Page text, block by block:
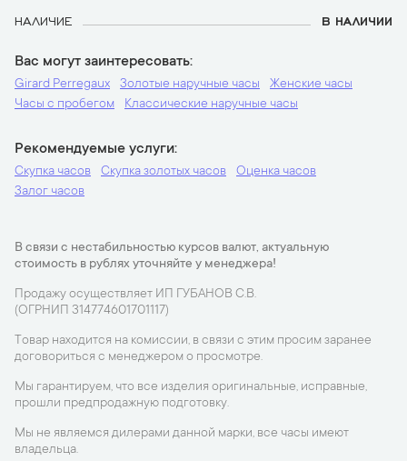
НАЛИЧИЕ
В НАЛИЧИИ
Вас могут заинтересовать
Girard Perregaux Золотые наручные часы
Женские часы
Часы с пробегом
Классические наручные часы
Рекомендуемые услуги
Скупка часов Скупка золотых часов
Оценка часов
Залог часов
В связи с нестабильностью курсов валют, актуальную
стоимость в рублях уточняйте у менеджера!
Продажу осуществляет ИП ГУБАНОВ С.В.
(ОГРНИП 314774601701117)
Товар находится на комиссии, в связи с этим просим заранее
договориться с менеджером о просмотре.
Мы гарантируем, что все изделия оригинальные, исправные,
прошли предпродажную подготовку.
Мы не являемся дилерами данной марки, все часы имеют
владельца.